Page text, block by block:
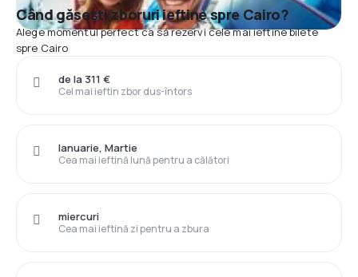
Când găsești zboruri ieftine spre Cairo?
Alege momentul perfect ca să rezervi cele mai ieftine bilete
spre Cairo
Cel mai ieftin zbor dus-întors
de la 311 €
Cea mai ieftină lună pentru a călători
Ianuarie, Martie
Cea mai ieftină zi pentru a zbura
miercuri